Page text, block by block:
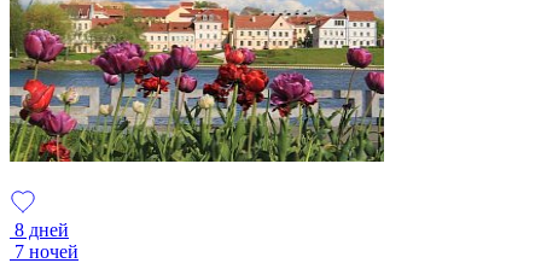
8 дней
7 ночей